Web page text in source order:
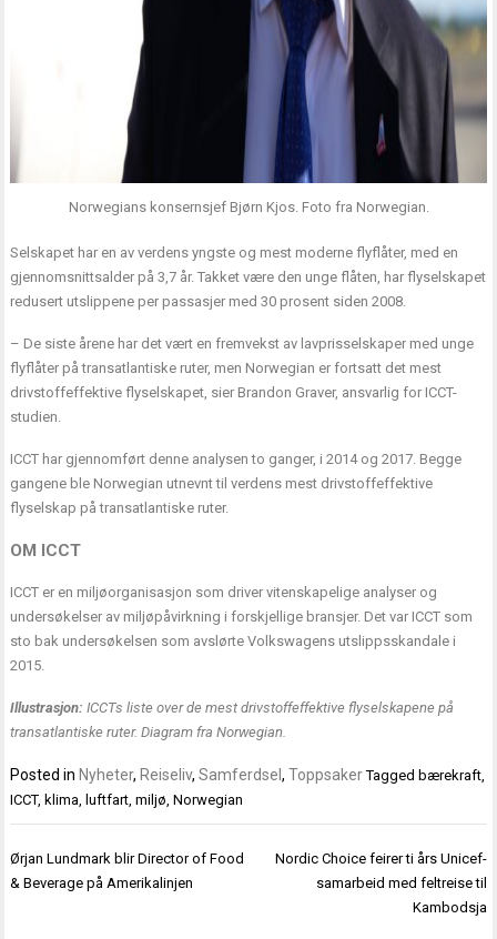
Norwegians konsernsjef Bjørn Kjos. Foto fra Norwegian.
Selskapet har en av verdens yngste og mest moderne flyflåter, med en
gjennomsnittsalder på 3,7 år. Takket være den unge flåten, har flyselskapet
redusert utslippene per passasjer med 30 prosent siden 2008.
– De siste årene har det vært en fremvekst av lavprisselskaper med unge
flyflåter på transatlantiske ruter, men Norwegian er fortsatt det mest
drivstoffeffektive flyselskapet, sier Brandon Graver, ansvarlig for ICCT-
studien.
ICCT har gjennomført denne analysen to ganger, i 2014 og 2017. Begge
gangene ble Norwegian utnevnt til verdens mest drivstoffeffektive
flyselskap på transatlantiske ruter.
OM ICCT
ICCT er en miljøorganisasjon som driver vitenskapelige analyser og
undersøkelser av miljøpåvirkning i forskjellige bransjer. Det var ICCT som
sto bak undersøkelsen som avslørte Volkswagens utslippsskandale i
2015.
Illustrasjon: ICCTs liste over de mest drivstoffeffektive flyselskapene på
transatlantiske ruter. Diagram fra Norwegian.
Posted in Nyheter, Reiseliv,Samferdsel,Toppsaker Tagged bærekraft,
ICCT, klima, luftfart,miljø,Norwegian
Innleggsnavigasjon
Ørjan Lundmark blir Director of Food
& Beverage på Amerikalinjen
Nordic Choice feirer ti års Unicef-
samarbeid med feltreise til
Kambodsja